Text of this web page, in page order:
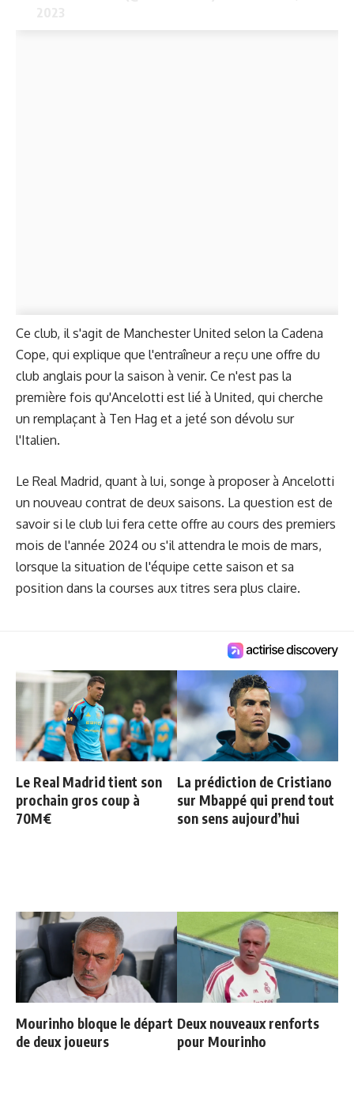
Ce club, il s'agit de Manchester United selon la Cadena
Cope, qui explique que l'entraîneur a reçu une offre du
club anglais pour la saison à venir. Ce n'est pas la
première fois qu'Ancelotti est lié à United, qui cherche
un remplaçant à Ten Hag et a jeté son dévolu sur
l'Italien.
Le Real Madrid, quant à lui, songe à proposer à Ancelotti
un nouveau contrat de deux saisons. La question est de
savoir si le club lui fera cette offre au cours des premiers
mois de l'année 2024 ou s'il attendra le mois de mars,
lorsque la situation de l'équipe cette saison et sa
position dans la courses aux titres sera plus claire.
Le Real Madrid tient son
prochain gros coup à
70M€
La prédiction de Cristiano
sur Mbappé qui prend tout
son sens aujourd’hui
Mourinho bloque le départ
de deux joueurs
Deux nouveaux renforts
pour Mourinho